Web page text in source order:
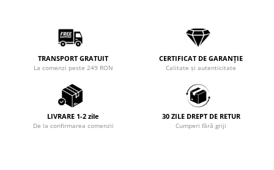
TRANSPORT GRATUIT
La comenzi peste 249 RON
CERTIFICAT DE GARANȚIE
Calitate și autenticitate
LIVRARE 1-2 zile
De la confirmarea comenzii
30 ZILE DREPT DE RETUR
Cumperi fără griji